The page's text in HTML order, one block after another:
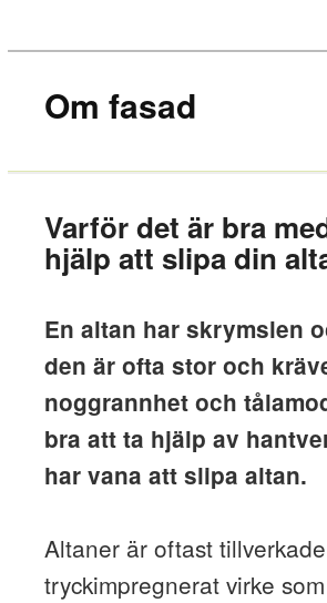
KONTAKT
Om fasad
Varför det är bra
hjälp att slipa din
En altan har skrymslen
den är ofta stor och
noggrannhet och
bra att ta hjälp av
har vana att slipa altan.
Altaner är oftast
tryckimpregnerat virke